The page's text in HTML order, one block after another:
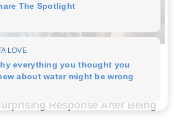
Control While Kissing Each
Response After Being